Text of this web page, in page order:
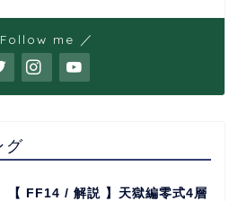
me ／
グ
【 FF14 / 解説 】天獄編零式4層